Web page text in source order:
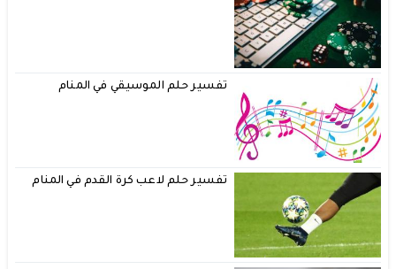
تفسير حلم الموسيقي في المنام
تفسير حلم لاعب كرة القدم في المنام